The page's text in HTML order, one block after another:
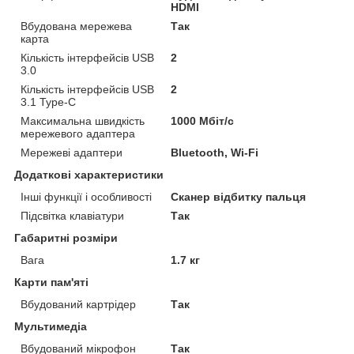
HDMI
Вбудована мережева
карта
Так
Кількість інтерфейсів USB
3.0
2
Кількість інтерфейсів USB
3.1 Type-C
2
Максимальна швидкість
мережевого адаптера
1000 Мбіт/с
Мережеві адаптери
Bluetooth, Wi-Fi
Додаткові характеристики
Інші функції і особливості
Сканер відбитку пальця
Підсвітка клавіатури
Так
Габаритні розміри
Вага
1.7 кг
Карти пам'яті
Вбудований картрідер
Так
Мультимедіа
Вбудований мікрофон
Так